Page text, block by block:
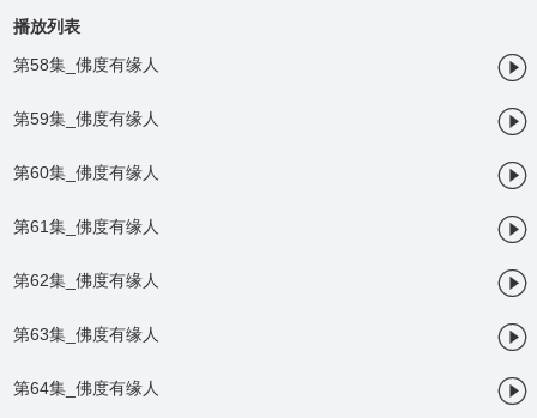
播放列表
第58集_佛度有缘人

第59集_佛度有缘人 
第60集_佛度有缘人 
第61集_佛度有缘人 
第62集_佛度有缘人 
第63集_佛度有缘人 
第64集_佛度有缘人 